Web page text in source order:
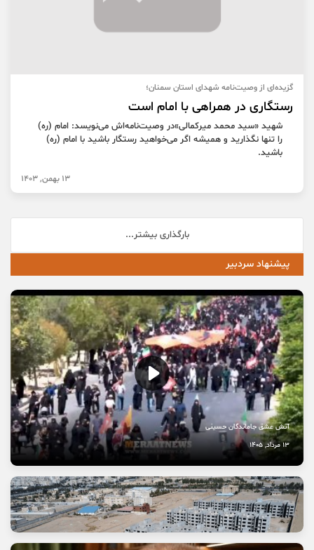
گزیده‌ای از وصیت‌نامه شهدای استان سمنان؛
رستگاری در همراهی با امام است
شهید «سید محمد میرکمالی»در وصیت‌نامه‌اش می‌نویسد: امام (ره)
را تنها نگذارید و همیشه اگر می‌خواهید رستگار باشید با امام (ره)
باشید.
13 بهمن, 1403
بارگذاری بیشتر...
پیشنهاد سردبیر
آتش عشق جاماندگان حسینی
13 مرداد, 1405